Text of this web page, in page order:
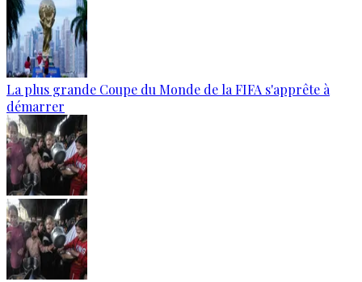
La plus grande Coupe du Monde de la FIFA s'apprête à
démarrer